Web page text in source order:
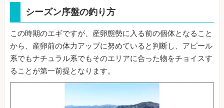
シーズン序盤の釣り方
この時期のエギですが、産卵態勢に入る前の個体となること
から、産卵前の体力アップに努めていると判断し、アピール
系でもナチュラル系でもそのエリアに合った物をチョイスす
ることが第一前提となります。